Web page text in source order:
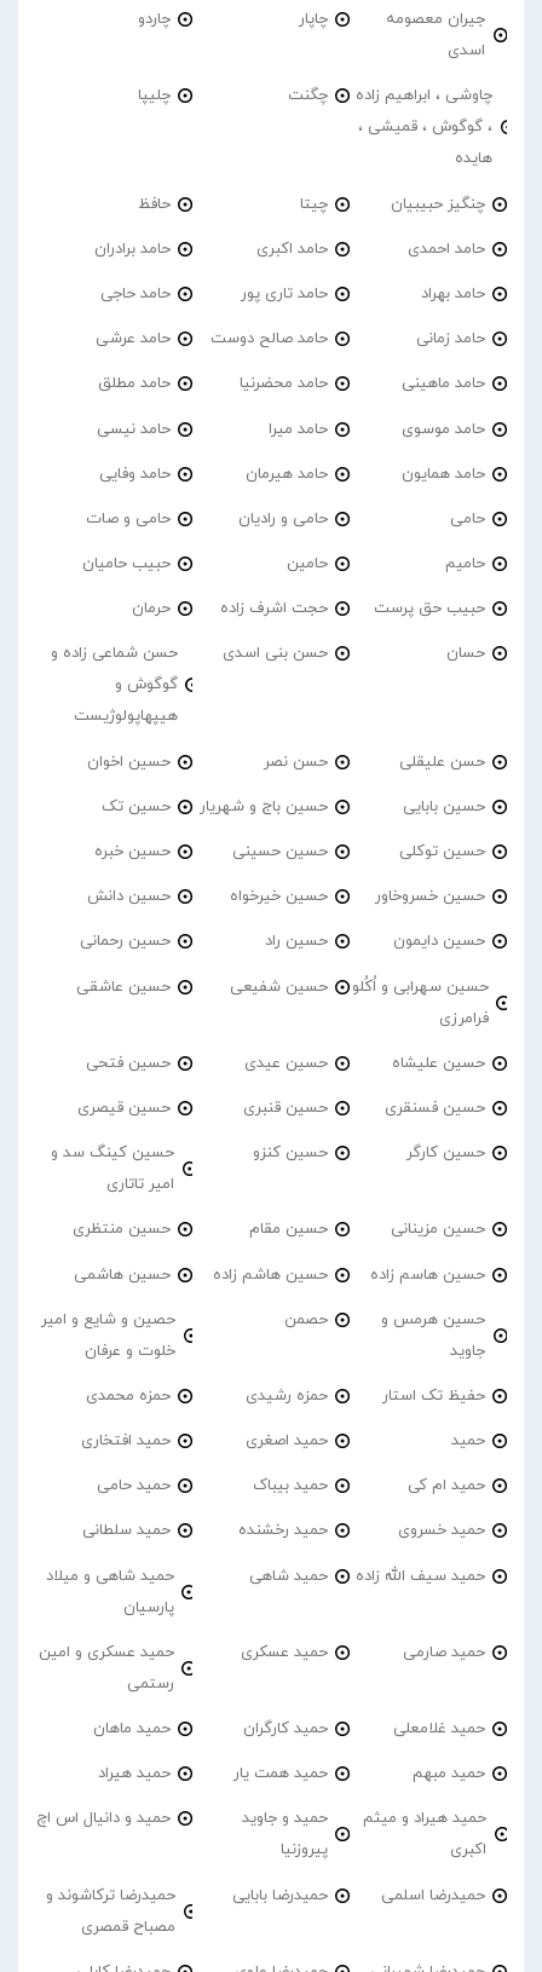
جیران معصومه
اسدی
چاپار چاردو
چاوشی ، ابراهیم زاده
، گوگوش ، قمیشی ،
هایده
چگنت چلیپا
چنگیز حبیبیان چیتا حافظ
حامد احمدی حامد اکبری حامد برادران
حامد بهراد حامد تاری پور حامد حاجی
حامد زمانی حامد صالح دوست حامد عرشی
حامد ماهینی حامد محضرنیا حامد مطلق
حامد موسوی حامد میرا حامد نیسی
حامد همایون حامد هیرمان حامد وفایی
حامی حامی و رادیان حامی و صات
حامیم حامین حبیب حامیان
حبیب حق پرست حجت اشرف زاده حرمان
حسان حسن بنی اسدی
حسن شماعی زاده و
گوگوش و
هیپهاپولوژیست
حسن علیقلی حسن نصر حسین اخوان
حسین بابایی حسین باج و شهریار حسین تک
حسین توکلی حسین حسینی حسین خبره
حسین خسروخاور حسین خیرخواه حسین دانش
حسین دایمون حسین راد حسین رحمانی
حسین سهرابی و اُکُلو
فرامرزی
حسین شفیعی حسین عاشقی
حسین علیشاه حسین عیدی حسین فتحی
حسین فسنقری حسین قنبری حسین قیصری
حسین کارگر حسین کنزو
حسین کینگ سد و
امیر تاتاری
حسین مزینانی حسین مقام حسین منتظری
حسین هاسم زاده حسین هاشم زاده حسین هاشمی
حسین هرمس و
جاوید
حصمن
حصین و شایع و امیر
خلوت و عرفان
حفیظ تک استار حمزه رشیدی حمزه محمدی
حمید حمید اصغری حمید افتخاری
حمید ام کی حمید بیباک حمید حامی
حمید خسروی حمید رخشنده حمید سلطانی
حمید سیف الله زاده حمید شاهی
حمید شاهی و میلاد
پارسیان
حمید صارمی حمید عسکری
حمید عسکری و امین
رستمی
حمید غلامعلی حمید کارگران حمید ماهان
حمید مبهم حمید همت یار حمید هیراد
حمید هیراد و میثم
اکبری
حمید و جاوید
پیروزنیا
حمید و دانیال اس اچ
حمیدرضا اسلمی حمیدرضا بابایی
حمیدرضا ترکاشوند و
مصباح قمصری